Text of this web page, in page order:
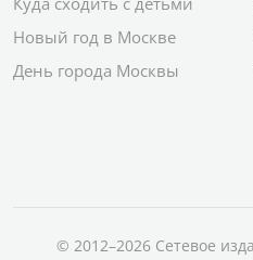
Новый год в Москве
День города Москвы
© 2012–2026 Сетевое